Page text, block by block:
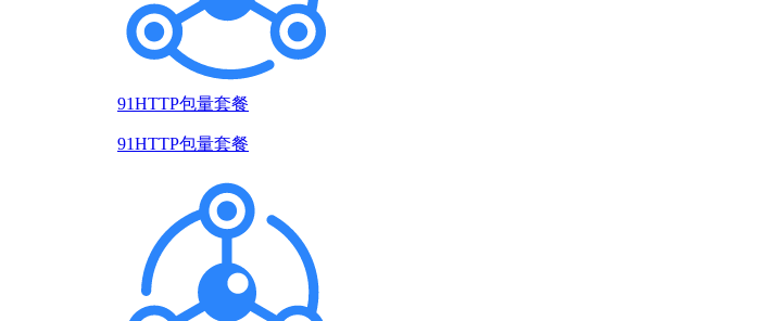
91HTTP包量套餐
91HTTP包量套餐